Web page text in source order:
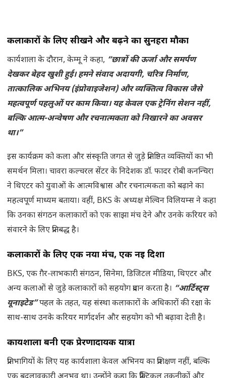
कलाकारों के लिए सीखने और बढ़ने का सुनहरा मौका
कार्यशाला के दौरान, केम्मू ने कहा, “छात्रों की ऊर्जा और समर्पण
देखकर बेहद खुशी हुई। हमने संवाद अदायगी, चरित्र निर्माण,
तात्कालिक अभिनय (इंप्रोवाइजेशन) और व्यक्तित्व विकास जैसे
महत्वपूर्ण पहलुओं पर काम किया। यह केवल एक ट्रेनिंग सेशन नहीं,
बल्कि आत्म-अन्वेषण और रचनात्मकता को निखारने का अवसर
था।”
इस कार्यक्रम को कला और संस्कृति जगत से जुड़े प्रतिष्ठित व्यक्तियों का भी
समर्थन मिला। चावरा कल्चरल सेंटर के निदेशक डॉ. फादर रोबी कनन्चिरा
ने थिएटर को युवाओं के आत्मविश्वास और रचनात्मकता को बढ़ाने का
महत्वपूर्ण माध्यम बताया। वहीं, BKS के अध्यक्ष मेल्विन विलियम्स ने कहा
कि उनका संगठन कलाकारों को एक साझा मंच देने और उनके करियर को
संवारने के लिए प्रतिबद्ध है।
कलाकारों के लिए एक नया मंच, एक नई दिशा
BKS, एक ग़ैर-लाभकारी संगठन, सिनेमा, डिजिटल मीडिया, थिएटर और
अन्य कलाओं से जुड़े कलाकारों को सहयोग प्रदान करता है। “आर्टिस्ट्स
यूनाइटेड”पहल के तहत, यह संस्था कलाकारों के अधिकारों की रक्षा के
साथ-साथ उनके करियर मार्गदर्शन और सहयोग को भी बढ़ावा देती है।
कार्यशाला बनी एक प्रेरणादायक यात्रा
प्रतिभागियों के लिए यह कार्यशाला केवल अभिनय का प्रशिक्षण नहीं, बल्कि